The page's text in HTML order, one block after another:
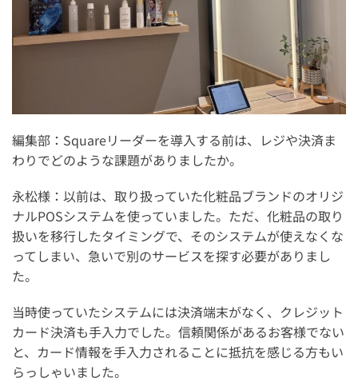
編集部：Squareリーダーを導入する前は、レジや決済ま
わりでどのような課題がありましたか。
永松様：以前は、取り扱っていた化粧品ブランドのオリジ
ナルPOSシステムを使っていました。ただ、化粧品の取り
扱いを移行したタイミングで、そのシステムが使えなくな
ってしまい、急いで別のサービスを探す必要がありまし
た。
当時使っていたシステムには決済端末がなく、クレジット
カード決済も手入力でした。信頼関係があるお客様でない
と、カード情報を手入力されることに抵抗を感じる方もい
らっしゃいました。